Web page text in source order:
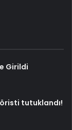
Girildi
tutuklandı!